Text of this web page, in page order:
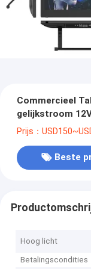
Commercieel
gelijkstroom 12V
Prijs：
Beste
Hoog licht
Betalingscondities